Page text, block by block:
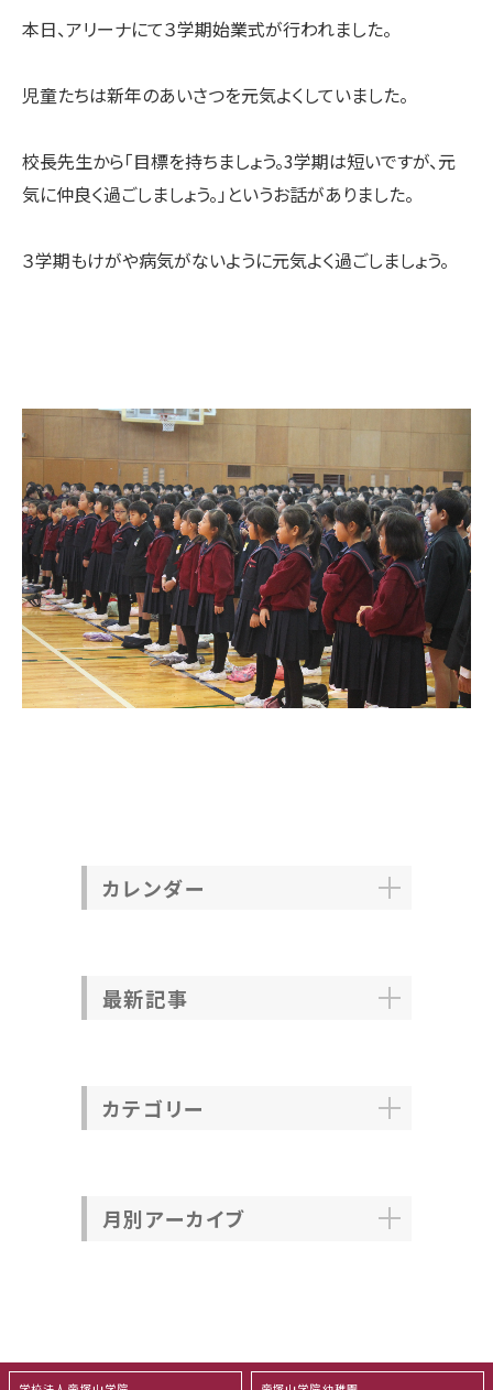
本日、アリーナにて３学期始業式が行われました。
児童たちは新年のあいさつを元気よくしていました。
校長先生から「目標を持ちましょう。3学期は短いですが、元
気に仲良く過ごしましょう。」というお話がありました。
３学期もけがや病気がないように元気よく過ごしましょう。
カレンダー
最新記事
カテゴリー
月別アーカイブ